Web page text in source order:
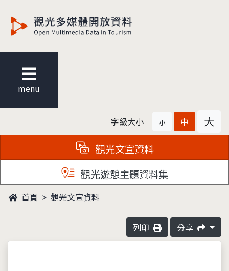
menu
字級大小 小 中 大
觀光文宣資料
觀光遊憩主題資料集
首頁 觀光文宣資料
列印 分享